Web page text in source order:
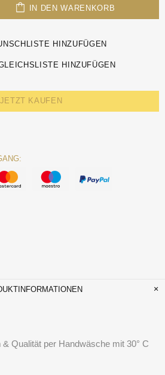
IN DEN WARENKORB
HINZUFÜGEN
HINZUFÜGEN
JETZT KAUFEN
Qualität per Handwäsche mit 30° C